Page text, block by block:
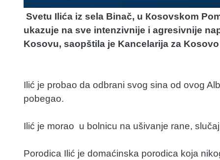
Svetu Ilića iz sela Binač, u Кosovskom
ukazuje na sve intenzivnije i agresivnije
Kosovu, saopštila je Kancelarija za
Ilić je probao da odbrani svog sina od ovog
pobegao.
Ilić je morao u bolnicu na ušivanje rane,
Porodica Ilić je domaćinska porodica koja